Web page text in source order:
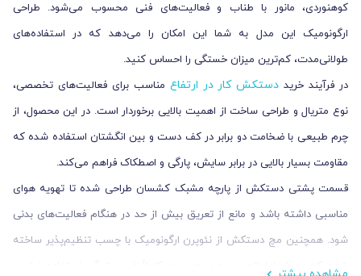
کوهنوردی، مانور با طناب و فعالیت‌های فنی محسوب می‌شود. طراحی
ارگونومیک این مدل به شما این امکان را می‌دهد که در استفاده‌های
طولانی‌مدت، کم‌ترین میزان خستگی را احساس کنید.
در فرآیند خرید دستکش کار در ارتفاع مناسب برای فعالیت‌های تخصصی،
نوع متریال و طراحی ساخت از اهمیت بالایی برخوردار است. در این محصول، از
چرم طبیعی با ضخامت دو برابر در کف دست و بین انگشتان استفاده شده که
مقاومت بسیار بالایی در برابر سایش، پارگی و اصطکاک فراهم می‌کند.
قسمت پشتی دستکش از پارچه مشبک کشسان طراحی شده تا تهویه هوای
مناسبی داشته باشد و مانع از تعریق بیش از حد در هنگام فعالیت‌های بدنی
شود. همچنین مچ دستکش از نئوپرن ارگونومیک با چسب تنظیم‌پذیر ساخته
شده که به شما اجازه می‌دهد به‌صورت کاملاً فیت از آن استفاده نمایید.